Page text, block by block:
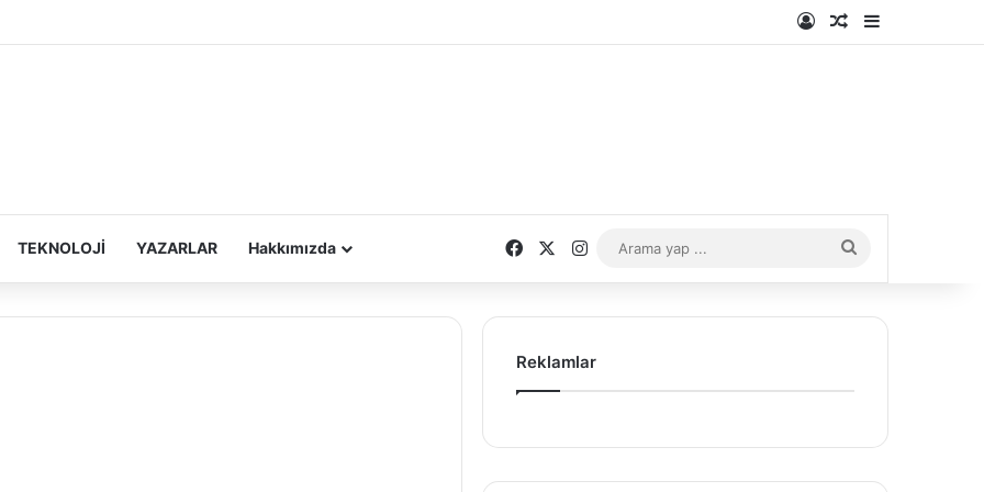
Kayıt OlRastgele Makale
Kenar
TEKNOLOJİ YAZARLAR Hakkımızda FacebookInstagram
yap
Reklamlar